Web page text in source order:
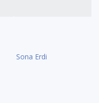
Sona Erdi